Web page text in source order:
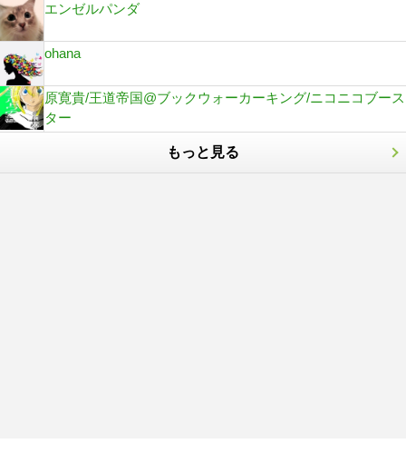
エンゼルパンダ
ohana
原寛貴/王道帝国@ブックウォーカーキング/ニコニコブース
ター
もっと見る